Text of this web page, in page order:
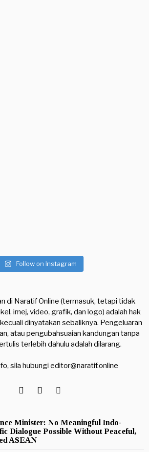
Follow on Instagram
di Naratif Online (termasuk, tetapi tidak
imej, video, grafik, dan logo) adalah hak
dinyatakan sebaliknya. Pengeluaran
atau pengubahsuaian kandungan tanpa
terlebih dahulu adalah dilarang.
sila hubungi editor@naratif.online
Minister: No Meaningful Indo-
Dialogue Possible Without Peaceful,
ASEAN